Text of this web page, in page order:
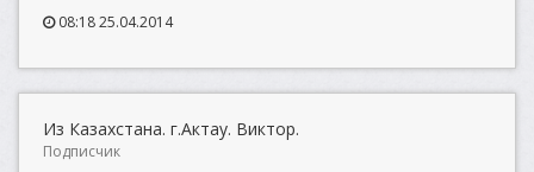
08:18 25.04.2014
Из Казахстана. г.Актау. Виктор.
Подписчик